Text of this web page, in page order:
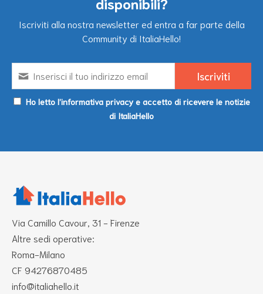
Iscriviti alla nostra newsletter ed entra a far parte della
Community di ItaliaHello!
Ho letto l’informativa privacy e accetto di ricevere le notizie
di ItaliaHello
Via Camillo Cavour, 31 - Firenze
Altre sedi operative:
Roma-Milano
CF 94276870485
info@italiahello.it